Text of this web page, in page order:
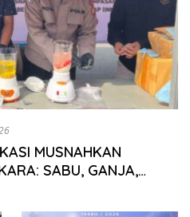
MUSNAHKAN
SABU, GANJA,